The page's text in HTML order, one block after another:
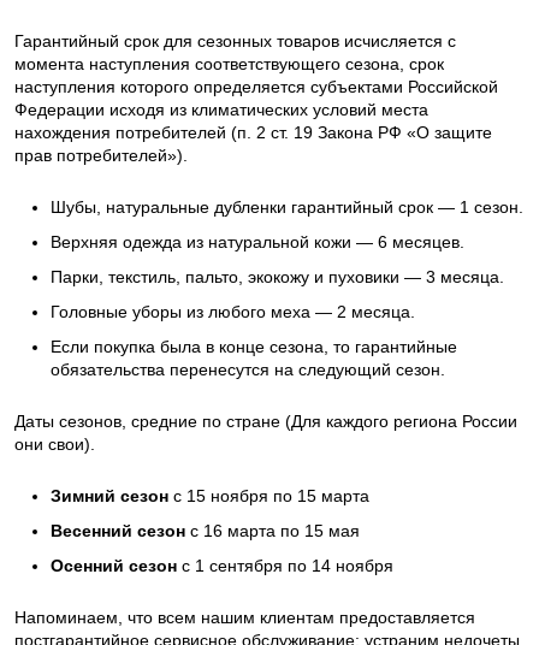
Гарантийный срок для сезонных товаров исчисляется с
момента наступления соответствующего сезона, срок
наступления которого определяется субъектами Российской
Федерации исходя из климатических условий места
нахождения потребителей (п. 2 ст. 19 Закона РФ «О защите
прав потребителей»).
Шубы, натуральные дубленки гарантийный срок — 1 сезон.
Верхняя одежда из натуральной кожи — 6 месяцев.
Парки, текстиль, пальто, экокожу и пуховики — 3 месяца.
Головные уборы из любого меха — 2 месяца.
Если покупка была в конце сезона, то гарантийные
обязательства перенесутся на следующий сезон.
Даты сезонов, средние по стране (Для каждого региона России
они свои).
Зимний сезон с 15 ноября по 15 марта
Весенний сезон с 16 марта по 15 мая
Осенний сезон с 1 сентября по 14 ноября
Напоминаем, что всем нашим клиентам предоставляется
постгарантийное сервисное обслуживание: устраним недочеты